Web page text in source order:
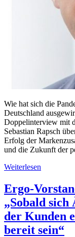
Wie hat sich die
Deutschland
Doppelinterview mit
Sebastian Rapsch
Erfolg der
und die Zukunft der
Weiterlesen
Ergo-
„Sobald
der Kunden
bereit sein“